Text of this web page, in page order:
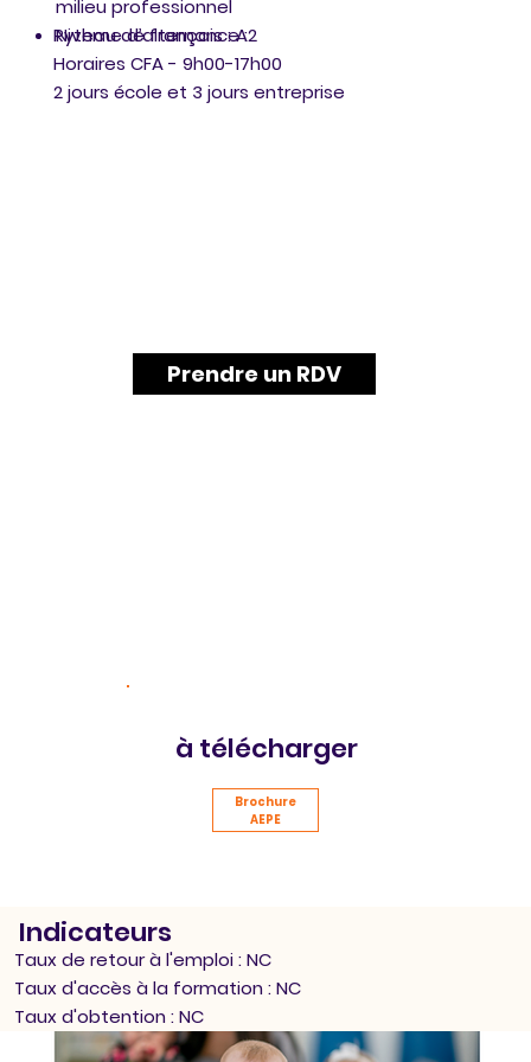
milieu professionnel
Niveau de français : A2
Rythme d’alternance :
Horaires CFA - 9h00-17h00
2 jours école et 3 jours entreprise
Prendre un RDV
à télécharger
Brochure
AEPE
Indicateurs
Taux de retour à l'emploi : NC
Taux d'accès à la formation : NC
Taux d'obtention : NC